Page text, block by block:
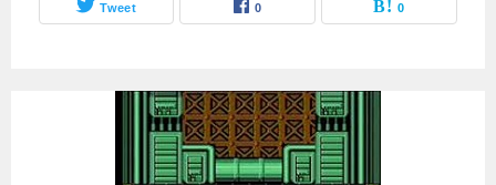
Tweet 0 0